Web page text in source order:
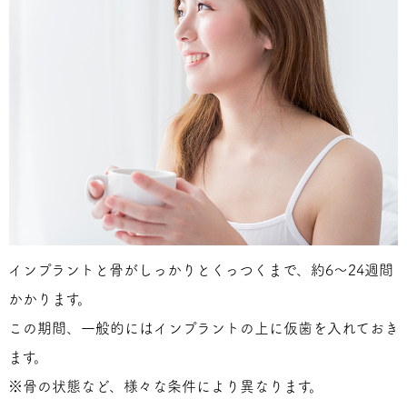
インプラントと骨がしっかりとくっつくまで、約6～24週間
かかります。
この期間、一般的にはインプラントの上に仮歯を入れておき
ます。
※骨の状態など、様々な条件により異なります。